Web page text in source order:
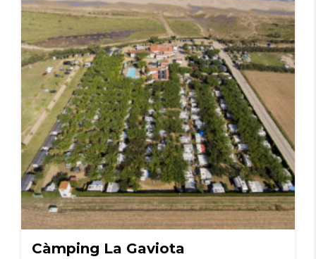
Càmping La Gaviota